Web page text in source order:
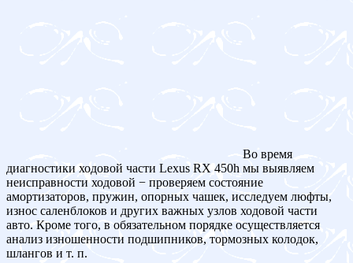
Во время
диагностики ходовой части Lexus RX 450h мы выявляем
неисправности ходовой − проверяем состояние
амортизаторов, пружин, опорных чашек, исследуем люфты,
износ саленблоков и других важных узлов ходовой части
авто. Кроме того, в обязательном порядке осуществляется
анализ изношенности подшипников, тормозных колодок,
шлангов и т. п.